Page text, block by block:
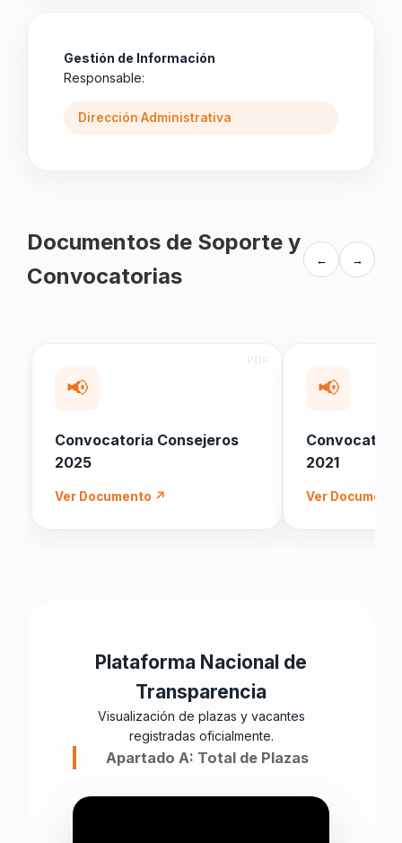
Gestión de Información
Responsable:
Dirección Administrativa
Documentos de Soporte y
Convocatorias
← →
📢
Convocatoria Consejeros
2025
Ver Documento ↗
📢
2021
Ver
Plataforma Nacional de
Transparencia
Visualización de plazas y vacantes
registradas oficialmente.
Apartado A: Total de Plazas